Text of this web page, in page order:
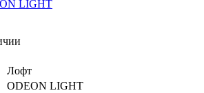
LIGHT
Лофт
ODEON LIGHT